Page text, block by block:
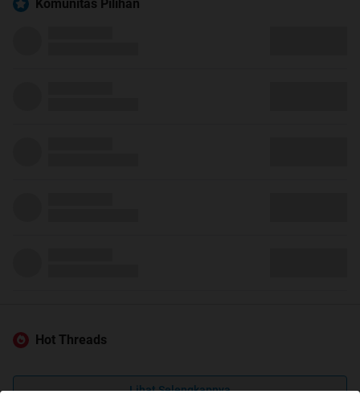
Komunitas Pilihan
Hot Threads
Lihat Selengkapnya